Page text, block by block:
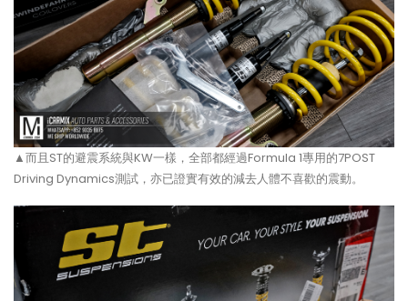
▲而且ST的避震系統與KW一樣，全部都經過Formula 1專用的7POST
Driving Dynamics測試，亦已證實有效的減去人體不喜歡的震動。